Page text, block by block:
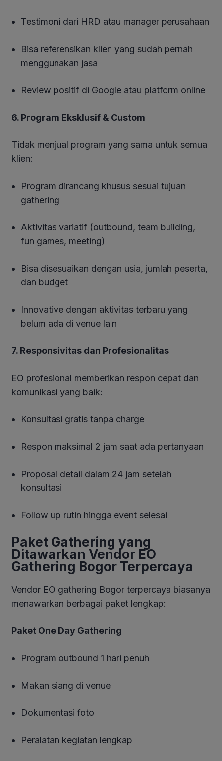
Testimoni dari HRD atau manager perusahaan
Bisa referensikan klien yang sudah pernah
menggunakan jasa
Review positif di Google atau platform online
6. Program Eksklusif & Custom
Tidak menjual program yang sama untuk semua
klien:
Program dirancang khusus sesuai tujuan
gathering
Aktivitas variatif (outbound, team building,
fun games, meeting)
Bisa disesuaikan dengan usia, jumlah peserta,
dan budget
Innovative dengan aktivitas terbaru yang
belum ada di venue lain
7. Responsivitas dan Profesionalitas
EO profesional memberikan respon cepat dan
komunikasi yang baik:
Konsultasi gratis tanpa charge
Respon maksimal 2 jam saat ada pertanyaan
Proposal detail dalam 24 jam setelah
konsultasi
Follow up rutin hingga event selesai
Paket Gathering yang
Ditawarkan Vendor EO
Gathering Bogor Terpercaya
Vendor EO gathering Bogor terpercaya biasanya
menawarkan berbagai paket lengkap:
Paket One Day Gathering
Program outbound 1 hari penuh
Makan siang di venue
Dokumentasi foto
Peralatan kegiatan lengkap